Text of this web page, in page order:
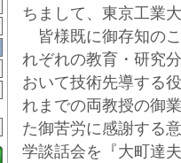
ちまして、東京工業
皆様既に御存知の
れぞれの教育・研究
おいて技術先導する
れまでの両教授の御
た御苦労に感謝する
学談話会を『大町達